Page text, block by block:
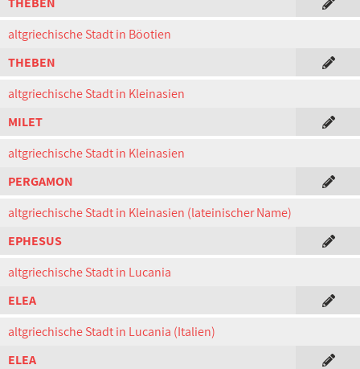
altgriechische Stadt in Böotien
THEBEN
altgriechische Stadt in Kleinasien
MILET
altgriechische Stadt in Kleinasien
PERGAMON
altgriechische Stadt in Kleinasien (lateinischer Name)
EPHESUS
altgriechische Stadt in Lucania
ELEA
altgriechische Stadt in Lucania (Italien)
ELEA